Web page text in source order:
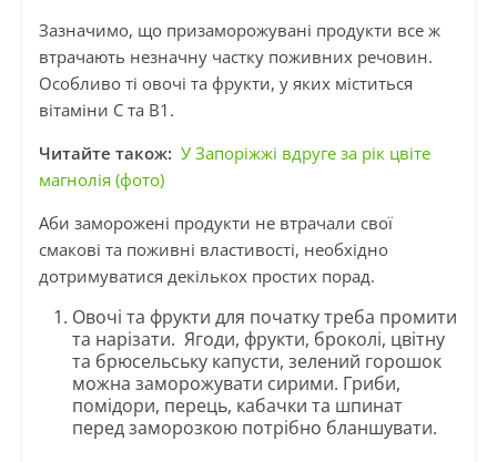
Зазначимо, що призаморожувані продукти все ж
втрачають незначну частку поживних речовин.
Особливо ті овочі та фрукти, у яких міститься
вітаміни С та В1.
Читайте також: У Запоріжжі вдруге за рік цвіте
магнолія (фото)
Аби заморожені продукти не втрачали свої
смакові та поживні властивості, необхідно
дотримуватися декількох простих порад.
Овочі та фрукти для початку треба промити
та нарізати. Ягоди, фрукти, броколі, цвітну
та брюсельську капусти, зелений горошок
можна заморожувати сирими. Гриби,
помідори, перець, кабачки та шпинат
перед заморозкою потрібно бланшувати.